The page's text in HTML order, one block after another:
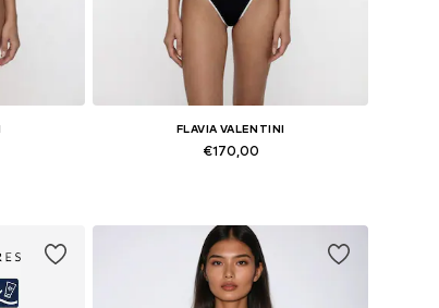
FLAVIA VALENTINI
€170,00